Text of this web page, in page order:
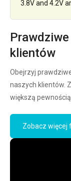
3.8V and 4.2V
klientów
Obejrzyj
naszych klientów.
większą pewnością.
Zobacz więcej